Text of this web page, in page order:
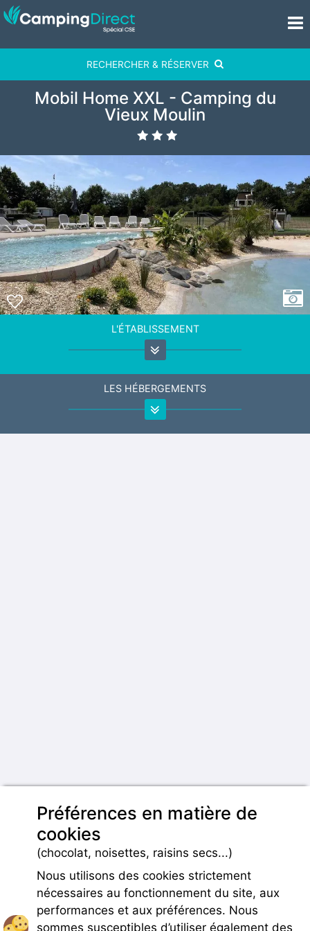
RECHERCHER & RÉSERVER
Mobil Home XXL - Camping du
Vieux Moulin
L'ÉTABLISSEMENT
LES HÉBERGEMENTS
Préférences en matière de
cookies
(chocolat, noisettes, raisins secs...)
Nous utilisons des cookies strictement
nécessaires au fonctionnement du site, aux
performances et aux préférences. Nous
sommes susceptibles d’utiliser également des